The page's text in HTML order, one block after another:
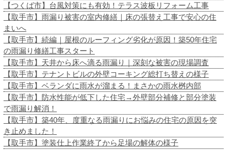
【つくば市】台風対策にも有効！テラス波板リフォーム工事
【取手市】雨漏り被害の室内修繕｜床の張替え工事で安心の住
まいへ
【取手市】続編｜屋根のルーフィング劣化が原因！築50年住宅
の雨漏り修繕工事スタート
【取手市】天井から床へ滴る雨漏り｜深刻な被害の現場調査
【取手市】テナントビルの外壁コーキング総打ち替えの様子
【取手市】ベランダに雨水が溜まる！まさかの雨水桝内部
【取手市】防水性能が低下した住宅→外壁部分補修と部分塗装
で雨漏り解消！
【取手市】築40年、度重なる雨漏りにお悩みの住宅の原因を突
き止めました！
【取手市】塗装仕上作業終了から足場の解体の様子